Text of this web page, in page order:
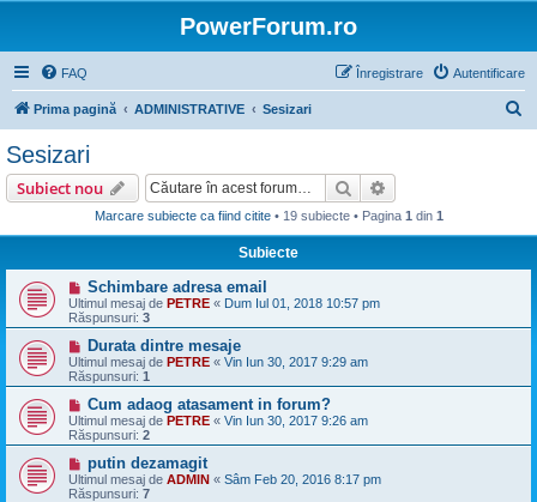
PowerForum.ro
FAQ Autentificare
Înregistrare
Prima pagină ADMINISTRATIVE Sesizari
Sesizari
Subiect nou Căutare
Marcare subiecte ca fiind citite• 19 subiecte • Pagina 1 din 1
Subiecte
Schimbare adresa email
Ultimul mesaj de PETRE « Dum Iul 01, 2018 10:57 pm
Răspunsuri: 3
Durata dintre mesaje
Ultimul mesaj de PETRE « Vin Iun 30, 2017 9:29 am
Răspunsuri: 1
Cum adaog atasament in forum?
Ultimul mesaj de PETRE « Vin Iun 30, 2017 9:26 am
Răspunsuri: 2
putin dezamagit
Ultimul mesaj de ADMIN « Sâm Feb 20, 2016 8:17 pm
Răspunsuri: 7